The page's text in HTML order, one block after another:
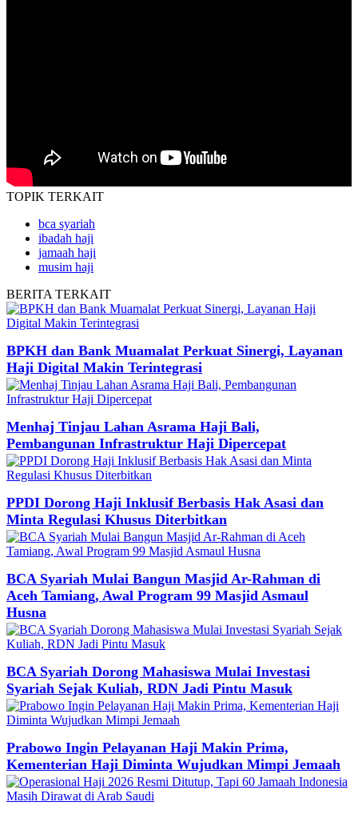
TOPIK TERKAIT
bca syariah
ibadah haji
jamaah haji
musim haji
BERITA TERKAIT
BPKH dan Bank Muamalat Perkuat Sinergi, Layanan
Haji Digital Makin Terintegrasi
Menhaj Tinjau Lahan Asrama Haji Bali,
Pembangunan Infrastruktur Haji Dipercepat
PPDI Dorong Haji Inklusif Berbasis Hak Asasi dan
Minta Regulasi Khusus Diterbitkan
BCA Syariah Mulai Bangun Masjid Ar-Rahman di
Aceh Tamiang, Awal Program 99 Masjid Asmaul
Husna
BCA Syariah Dorong Mahasiswa Mulai Investasi
Syariah Sejak Kuliah, RDN Jadi Pintu Masuk
Prabowo Ingin Pelayanan Haji Makin Prima,
Kementerian Haji Diminta Wujudkan Mimpi Jemaah